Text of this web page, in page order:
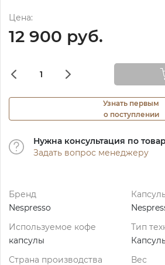
Цена:
12 900 руб.
Узнать первым
о поступлении
Нужна консультация по
Задать вопрос менеджеру
Бренд
Nespresso
Используемое кофе
капсулы
Тип
Страна производства
Вес